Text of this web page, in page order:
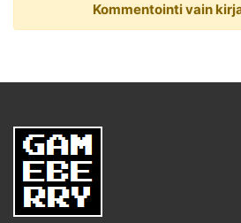
Kommentointi vain